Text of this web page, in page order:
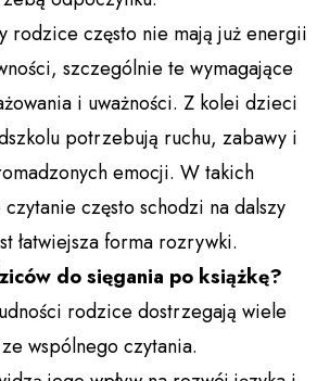
rodzice często nie mają już energii
szczególnie te wymagające
i uważności. Z kolei dzieci
potrzebują ruchu, zabawy i
emocji. W takich
często schodzi na dalszy
łatwiejsza forma rozrywki.
do sięgania po książkę?
rodzice dostrzegają wiele
wspólnego czytania.